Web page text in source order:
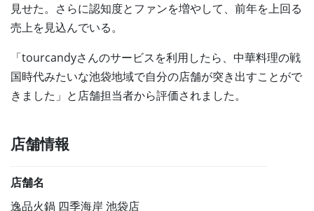
見せた。さらに認知度とファンを増やして、前年を上回る
売上を見込んでいる。
「tourcandyさんのサービスを利用したら、中華料理の戦
国時代みたいな池袋地域で自分の店舗が突き出すことがで
きました」と店舗担当者から評価されました。
店舗情報
店舗名
逸品火鍋 四季海岸 池袋店